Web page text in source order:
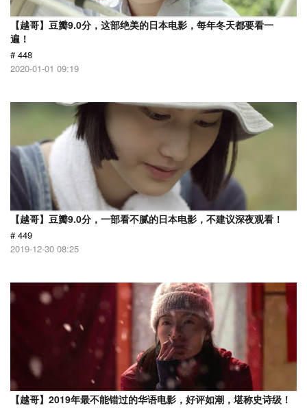
【越哥】豆瓣9.0分，这部绝美的日本电影，每年冬天都要看一
遍！
# 448
2020-01-01 09:19
【越哥】豆瓣9.0分，一部看不腻的日本电影，不建议深夜观看！
# 449
2019-12-30 08:25
【越哥】2019年最不能错过的华语电影，好评如潮，堪称史诗级！